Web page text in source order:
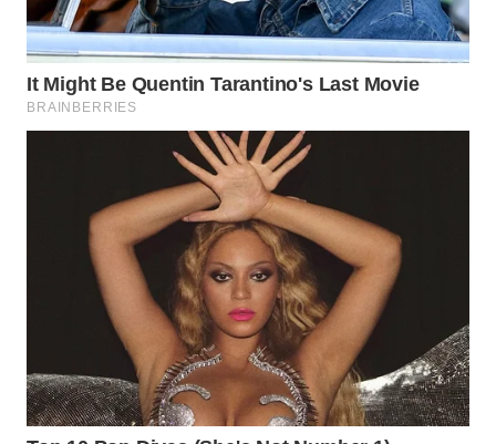
WN
KARO
WN
SIMALUNGUN
LABUHANBATU
TAPANULI
WN DELI
SERDANG